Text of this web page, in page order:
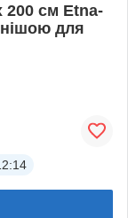
200 см Etna-
для